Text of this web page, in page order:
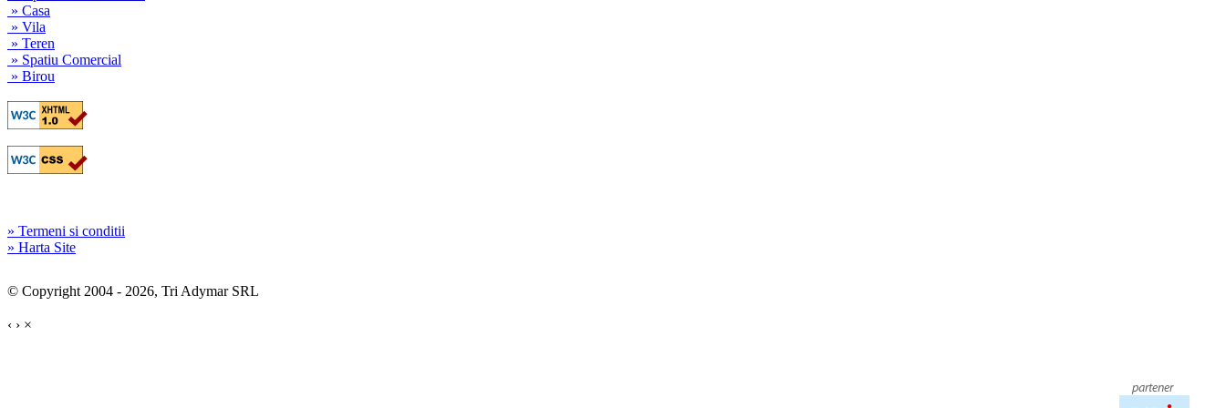
» Casa
» Vila
» Teren
» Spatiu Comercial
» Birou
» Termeni si conditii
» Harta Site
© Copyright 2004 - 2026, Tri Adymar SRL
‹ › ×